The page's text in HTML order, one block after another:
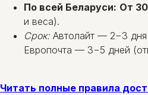
По всей Беларуси: От
и веса).
Срок: Автолайт — 2−3
Европочта — 3−5 дней
Читать полные правила